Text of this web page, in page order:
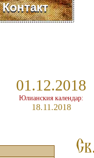
Контакт
01.12.2018
Юлианския календар:
18.11.2018